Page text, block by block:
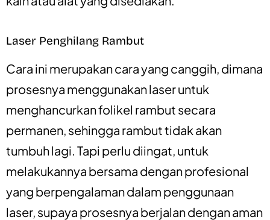
Laser Penghilang Rambut
Cara ini merupakan cara yang canggih, dimana
prosesnya menggunakan laser untuk
menghancurkan folikel rambut secara
permanen, sehingga rambut tidak akan
tumbuh lagi. Tapi perlu diingat, untuk
melakukannya bersama dengan profesional
yang berpengalaman dalam penggunaan
laser, supaya prosesnya berjalan dengan aman